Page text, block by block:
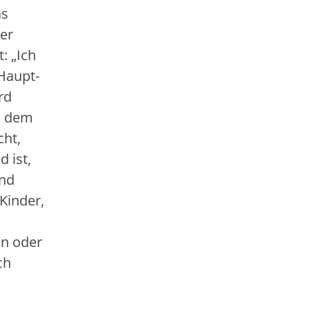
„Ich
dem
ist,
oder